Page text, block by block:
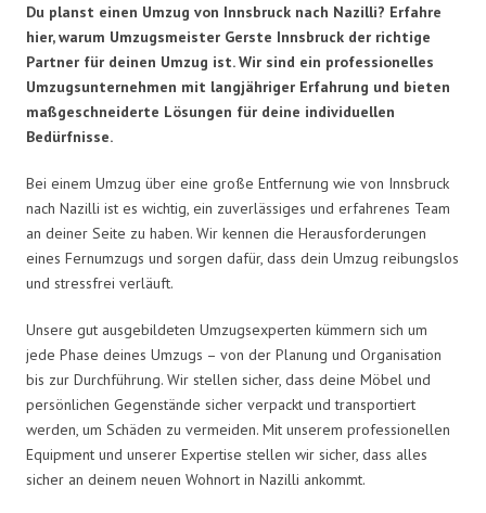
Du planst einen Umzug von Innsbruck nach Nazilli? Erfahre
hier, warum Umzugsmeister Gerste Innsbruck der richtige
Partner für deinen Umzug ist. Wir sind ein professionelles
Umzugsunternehmen mit langjähriger Erfahrung und bieten
maßgeschneiderte Lösungen für deine individuellen
Bedürfnisse.
Bei einem Umzug über eine große Entfernung wie von Innsbruck
nach Nazilli ist es wichtig, ein zuverlässiges und erfahrenes Team
an deiner Seite zu haben. Wir kennen die Herausforderungen
eines Fernumzugs und sorgen dafür, dass dein Umzug reibungslos
und stressfrei verläuft.
Unsere gut ausgebildeten Umzugsexperten kümmern sich um
jede Phase deines Umzugs – von der Planung und Organisation
bis zur Durchführung. Wir stellen sicher, dass deine Möbel und
persönlichen Gegenstände sicher verpackt und transportiert
werden, um Schäden zu vermeiden. Mit unserem professionellen
Equipment und unserer Expertise stellen wir sicher, dass alles
sicher an deinem neuen Wohnort in Nazilli ankommt.